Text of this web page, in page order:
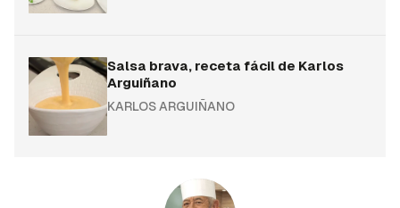
Salsa brava, receta fácil de Karlos
Arguiñano
KARLOS ARGUIÑANO